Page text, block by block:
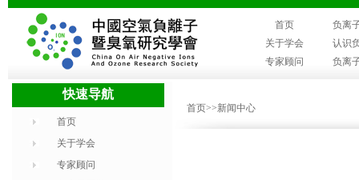
首页
负离
关于学会
认识
专家顾问
负离
快速导航
首页
关于学会
专家顾问
首页>>新闻中心